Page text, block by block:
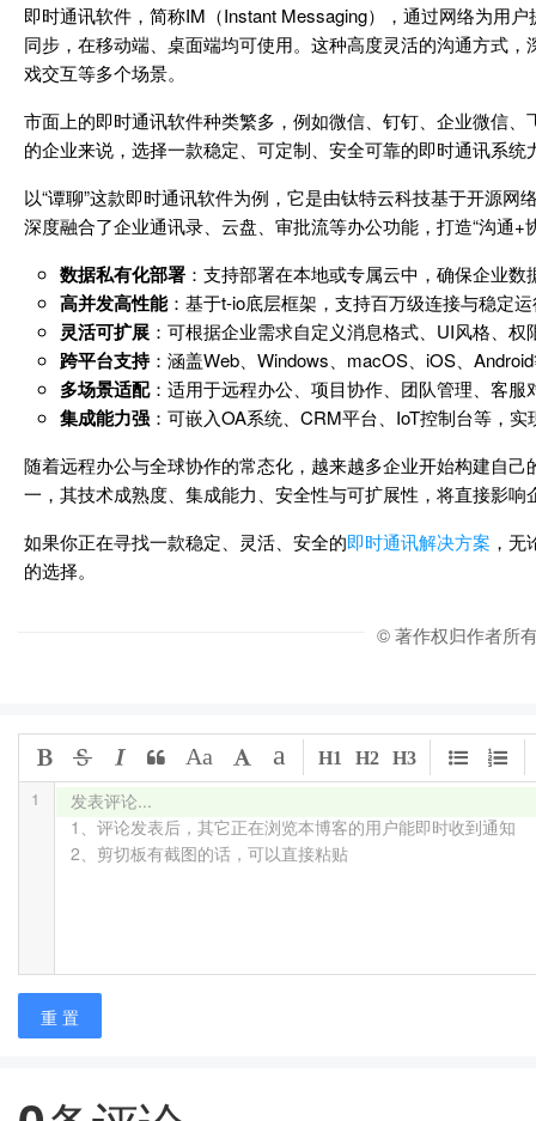
即时通讯软件，简称IM（Instant Messaging），通过网络为用
同步，在移动端、桌面端均可使用。这种高度灵活的沟通方式
戏交互等多个场景。
市面上的即时通讯软件种类繁多，例如微信、钉钉、企业微信
的企业来说，选择一款稳定、可定制、安全可靠的即时通讯系统
以“谭聊”这款即时通讯软件为例，它是由钛特云科技基于开源
深度融合了企业通讯录、云盘、审批流等办公功能，打造“沟通
数据私有化部署 ：支持部署在本地或专属云中，确保企业数
高并发高性能：基于t-io底层框架，支持百万级连接与稳定
灵活可扩展 ：可根据企业需求自定义消息格式、UI风格、权
跨平台支持：涵盖Web、Windows、macOS、iOS、
多场景适配：适用于远程办公、项目协作、团队管理、客
集成能力强 ：可嵌入OA系统、CRM平台、IoT控制台等，
随着远程办公与全球协作的常态化，越来越多企业开始构建自
一，其技术成熟度、集成能力、安全性与可扩展性，将直接影响
如果你正在寻找一款稳定、灵活、安全的即时通讯解决方案 ，
的选择。
© 著作权归作者所
发表评论...
1、评论发表后，其它正在浏览本博客的用户能即时收到通知
2、剪切板有截图的话，可以直接粘贴
1
Aa a H1 H2 H3
重 置